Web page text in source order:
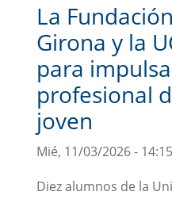
La
Girona y la
para
profesional
joven
Mié, 11/03/2026 - 14:15
Diez alumnos de la